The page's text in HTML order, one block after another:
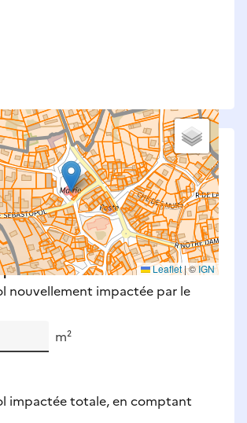
Leaflet|©IGN
les surfaces aménagées par le projet
prendre en compte : bâti, voirie,
remblais et bassins — impacts
(travaux).
nouvellement impactée par le
m²
impactée totale, en comptant